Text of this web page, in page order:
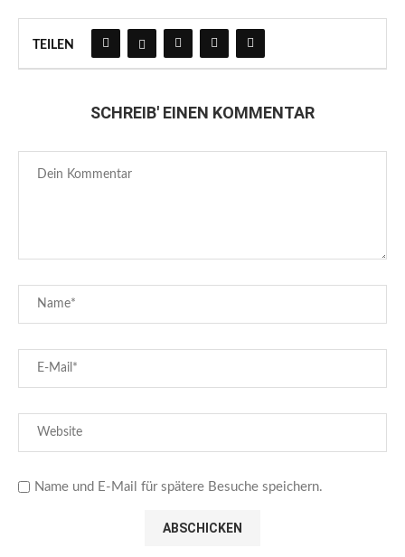
TEILEN
SCHREIB' EINEN KOMMENTAR
Name und E-Mail für spätere Besuche speichern.